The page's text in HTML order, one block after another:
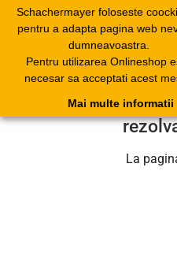
Schachermayer foloseste
pentru a adapta pagina web
dumneavoastra.
Pentru utilizarea Onlineshop
necesar sa acceptati acest
Mai multe informatii
navigation
Din pacate a
tehnica. Echipa
La